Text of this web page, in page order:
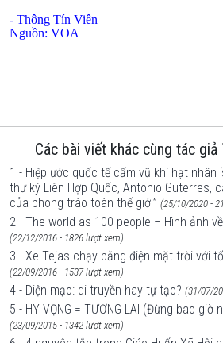
- Thông Tín Viên
Nguồn: VOA
Các bài viết khác cùng tác giả
1 - Hiệp ước quốc tế cấm vũ khí hạt nhân
thư ký Liên Hợp Quốc, Antonio Guterres,
của phong trào toàn thế giới” (25/10/2020 -
2 - The world as 100 people – Hình ảnh
(22/12/2016 - 1826 lượt xem)
3 - Xe Tejas chạy bằng điện mặt trời với
(22/09/2016 - 1537 lượt xem)
4 - Diện mạo: di truyền hay tự tạo? (31/07/
5 - HY VỌNG = TƯƠNG LAI (Đừng bao giờ
(23/09/2015 - 1342 lượt xem)